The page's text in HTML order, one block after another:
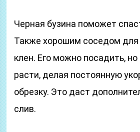
Черная бузина поможет
Также хорошим соседом
клен. Его можно посадить,
расти, делая постоянную
обрезку. Это даст
слив.